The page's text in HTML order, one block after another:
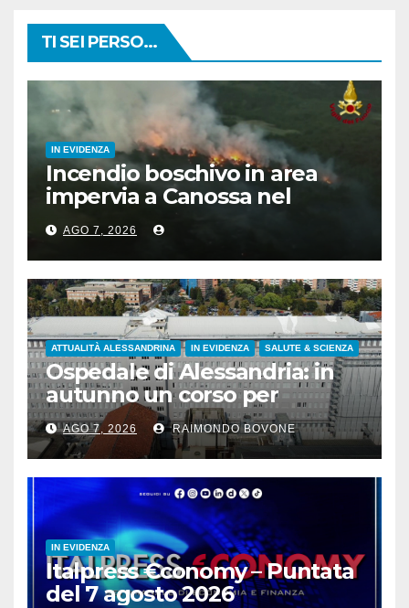
TI SEI PERSO...
IN EVIDENZA
Incendio boschivo in area
impervia a Canossa nel
reggiano
AGO 7, 2026
ATTUALITÀ ALESSANDRINA IN EVIDENZA SALUTE & SCIENZA
Ospedale di Alessandria: in
autunno un corso per
infermieri e OSS
sull’assistenza ai disabili
AGO 7, 2026 RAIMONDO BOVONE
IN EVIDENZA
Italpress €conomy – Puntata
del 7 agosto 2026